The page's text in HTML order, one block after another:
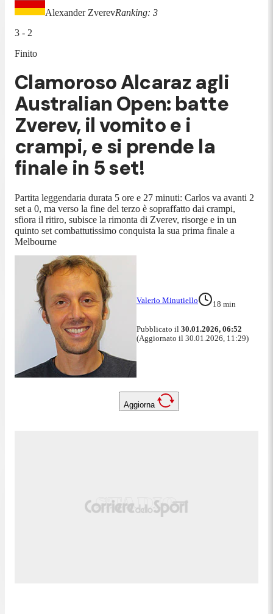
Alexander ZverevRanking: 3
3 - 2
Finito
Clamoroso Alcaraz agli
Australian Open: batte
Zverev, il vomito e i
crampi, e si prende la
finale in 5 set!
Partita leggendaria durata 5 ore e 27 minuti: Carlos va avanti 2
set a 0, ma verso la fine del terzo è sopraffatto dai crampi,
sfiora il ritiro, subisce la rimonta di Zverev, risorge e in un
quinto set combattutissimo conquista la sua prima finale a
Melbourne
Valerio Minutiello 18 min
Pubblicato il 30.01.2026, 06:52
(Aggiornato il 30.01.2026, 11:29)
Aggiorna